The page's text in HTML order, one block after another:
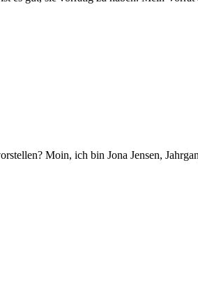
Moin, ich bin Jona Jensen,